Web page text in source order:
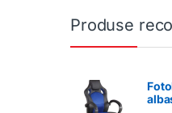
Produse